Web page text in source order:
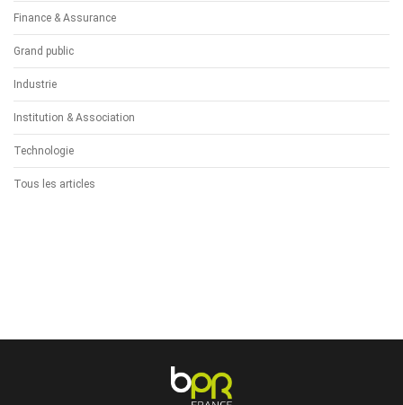
Finance & Assurance
Grand public
Industrie
Institution & Association
Technologie
Tous les articles